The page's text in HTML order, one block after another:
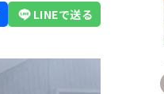
南太平洋
LINEで送る